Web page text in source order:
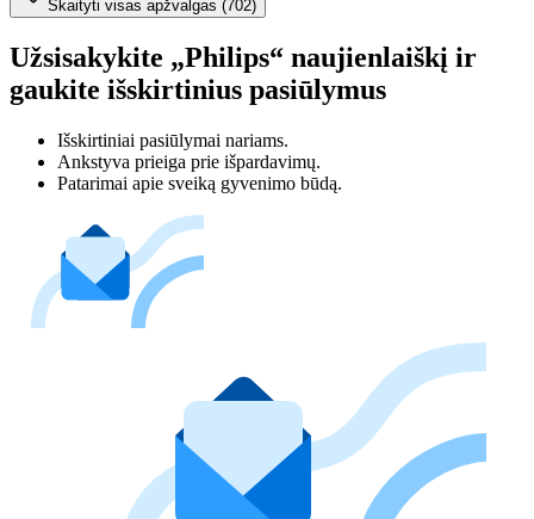
Skaityti visas apžvalgas (702)
Užsisakykite „Philips“ naujienlaiškį ir
gaukite išskirtinius pasiūlymus
Išskirtiniai pasiūlymai nariams.
Ankstyva prieiga prie išpardavimų.
Patarimai apie sveiką gyvenimo būdą.